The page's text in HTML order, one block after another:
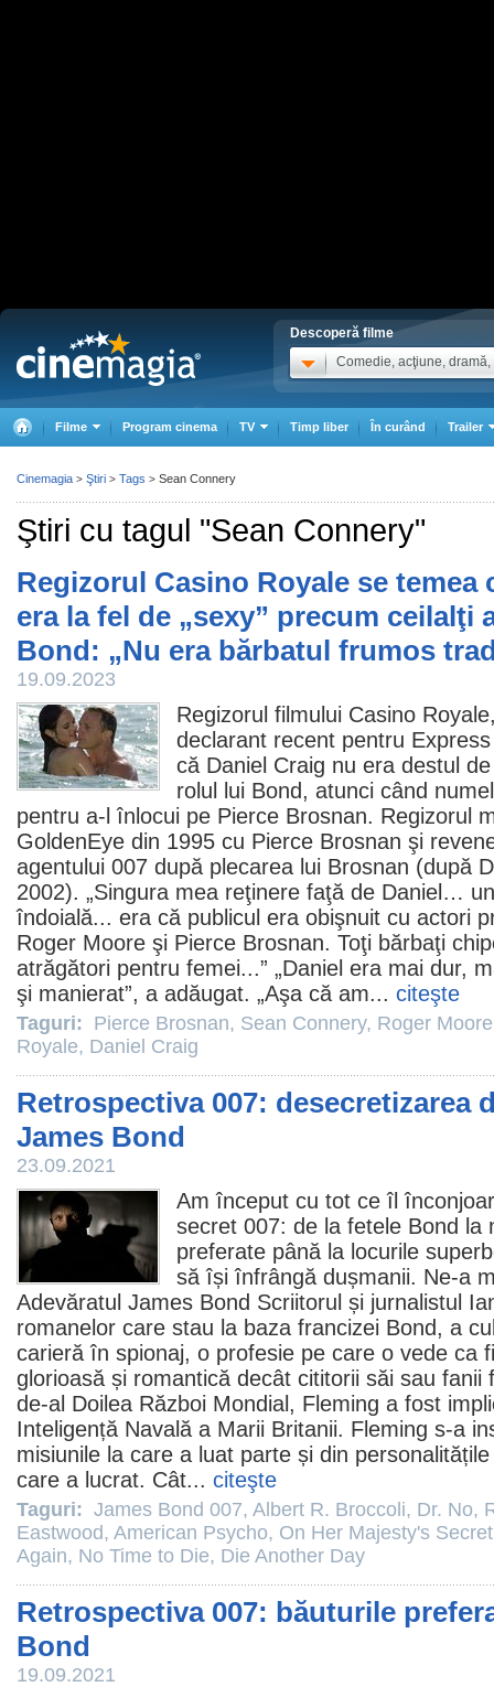
Descoperă filme
Comedie, acţiune, dramă,
Filme Program cinema TV Timp liber În curând Trailer
Ştiri cu tagul "Sean Connery"
Regizorul Casino Royale se temea
era la fel de „sexy” precum
Bond: „Nu era bărbatul frumos
19.09.2023
Regizorul filmului Casino Royale
declarant recent pentru
că Daniel Craig nu era destul
rolul lui Bond, atunci când
pentru a-l înlocui pe Pierce Brosnan. Regizorul
GoldenEye din 1995 cu Pierce Brosnan şi
agentului 007 după plecarea lui Brosnan (după
2002). „Singura mea reţinere faţă de Daniel…
îndoială... era că publicul era obişnuit cu actori
Roger Moore şi Pierce Brosnan. Toţi bărbaţi
atrăgători pentru femei...” „Daniel era mai dur,
şi manierat”, a adăugat. „Aşa că am... citeşte
Taguri: Pierce Brosnan, Sean Connery, Roger Moore
Royale, Daniel Craig
Retrospectiva 007: desecretizarea
James Bond
23.09.2021
Am început cu tot ce îl
secret 007: de la fetele Bond la
preferate până la locurile
să își înfrângă dușmanii. Ne-a
Adevăratul James Bond Scriitorul și jurnalistul
romanelor care stau la baza francizei Bond, a
carieră în spionaj, o profesie pe care o vede ca
glorioasă și romantică decât cititorii săi sau fanii
de-al Doilea Război Mondial, Fleming a fost
Inteligență Navală a Marii Britanii. Fleming s-a
misiunile la care a luat parte și din
care a lucrat. Cât... citeşte
Taguri: James Bond 007, Albert R. Broccoli, Dr. No,
Eastwood, American Psycho, On Her Majesty's
Again, No Time to Die, Die Another Day
Retrospectiva 007: băuturile
Bond
19.09.2021
Cinemagia > Ştiri > Tags > Sean Connery